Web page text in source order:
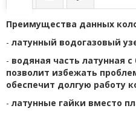
Преимущества данных
- латунный водогазовый
- водяная часть латунная
позволит избежать
обеспечит долгую работу
- латунные гайки вместо